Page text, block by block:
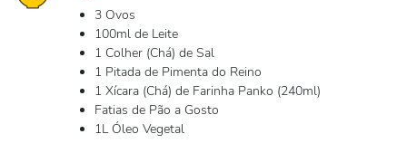
3 Ovos
100ml de Leite
1 Colher (Chá) de Sal
1 Pitada de Pimenta do Reino
1 Xícara (Chá) de Farinha Panko (240ml)
Fatias de Pão a Gosto
1L Óleo Vegetal